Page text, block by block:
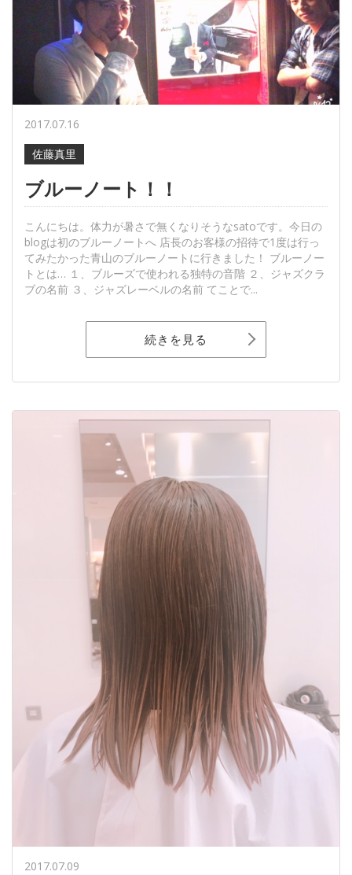
2017.07.16
佐藤真里
ブルーノート！！
こんにちは。体力が暑さで無くなりそうなsatoです。今日の
blogは初のブルーノートへ 店長のお客様の招待で1度は行っ
てみたかった青山のブルーノートに行きました！ ブルーノー
トとは… １、ブルーズで使われる独特の音階 ２、ジャズクラ
ブの名前 ３、ジャズレーベルの名前 てことで...
続きを見る
2017.07.09